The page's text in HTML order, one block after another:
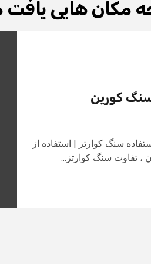
مکان هایی
کورین
سنگ کوارتز | استفاده از
تفاوت سنگ کوارتز...